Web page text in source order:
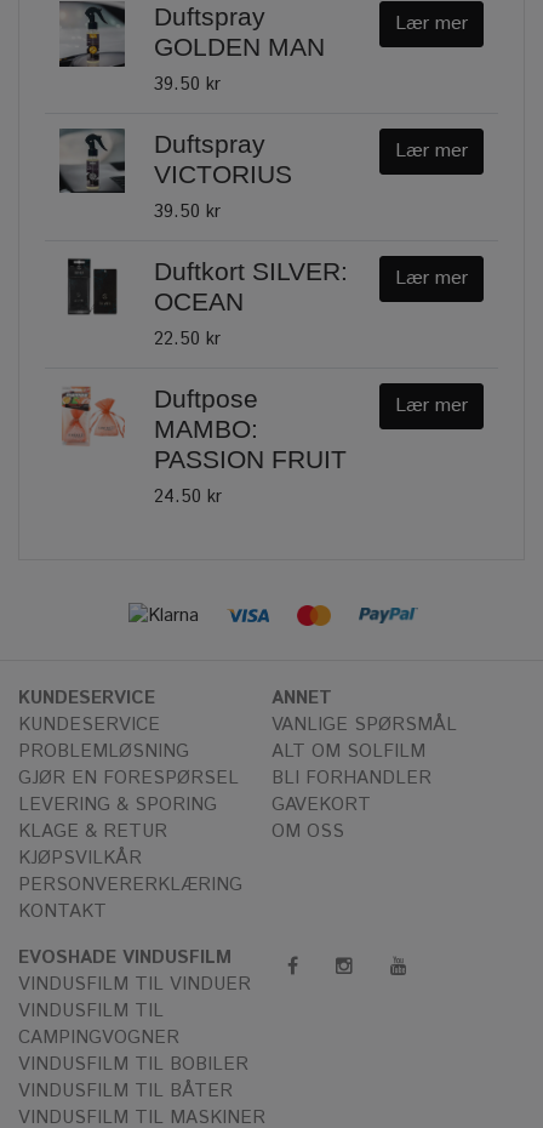
Duftspray
GOLDEN MAN
39.50 kr
Lær mer
Duftspray
VICTORIUS
39.50 kr
Lær mer
Duftkort SILVER:
OCEAN
22.50 kr
Lær mer
Duftpose
MAMBO:
PASSION FRUIT
24.50 kr
Lær mer
KUNDESERVICE
KUNDESERVICE
PROBLEMLØSNING
GJØR EN FORESPØRSEL
LEVERING & SPORING
KLAGE & RETUR
KJØPSVILKÅR
PERSONVERERKLÆRING
KONTAKT
ANNET
VANLIGE SPØRSMÅL
ALT OM SOLFILM
BLI FORHANDLER
GAVEKORT
OM OSS
EVOSHADE VINDUSFILM
VINDUSFILM TIL VINDUER
VINDUSFILM TIL
CAMPINGVOGNER
VINDUSFILM TIL BOBILER
VINDUSFILM TIL BÅTER
VINDUSFILM TIL MASKINER